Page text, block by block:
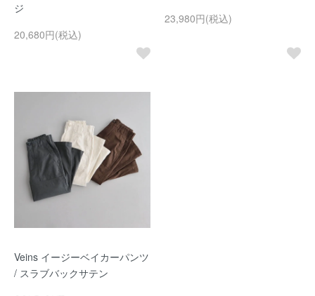
ジ
20,680円(税込)
23,980円(税込)
Veins イージーベイカーパンツ
/ スラブバックサテン